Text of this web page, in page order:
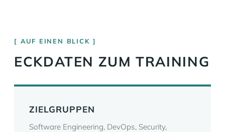
AUF EINEN BLICK
ECKDATEN ZUM TRAINING
ZIELGRUPPEN
Software Engineering, DevOps, Security,